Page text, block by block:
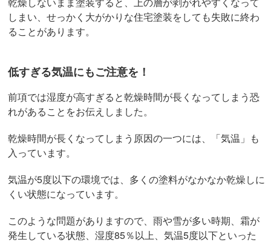
しまい、せっかく大がかりな住宅塗装をしても失敗に終わ
ることがあります。
低すぎる気温にもご注意を！
前項では湿度が高すぎると乾燥時間が長くなってしまう恐
れがあることをお伝えしました。
乾燥時間が長くなってしまう原因の一つには、「気温」も
入っています。
気温が5度以下の環境では、多くの塗料がなかなか乾燥しに
くい状態になっています。
このような問題がありますので、雨や雪が多い時期、霜が
発生している状態、湿度85％以上、気温5度以下といった